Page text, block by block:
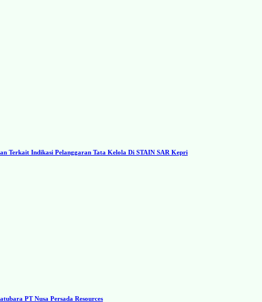
Terkait Indikasi Pelanggaran Tata Kelola Di STAIN SAR Kepri
PT Nusa Persada Resources